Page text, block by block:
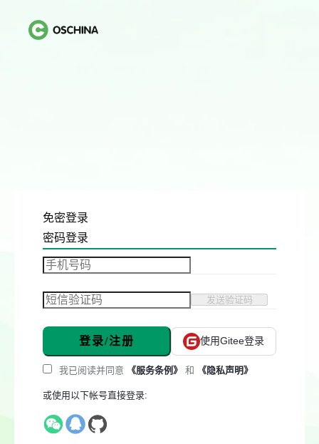
免密登录
密码登录
发送验证码
登录/注册 使用Gitee登录
我已阅读并同意 《服务条例》 和 《隐私声明》
或使用以下帐号直接登录: